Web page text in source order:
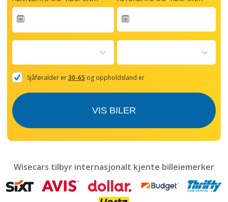
forward
with
the
and
mark
to
get
Sjåføralder er30-65 og oppholdsland er
VIS BILER
Wisecars tilbyr internasjonalt kjente billeiemerker